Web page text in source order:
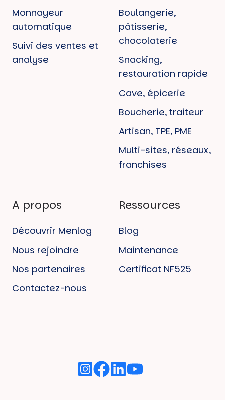
Monnayeur
automatique
Suivi des ventes et
analyse
Boulangerie,
pâtisserie,
chocolaterie
Snacking,
restauration rapide
Cave, épicerie
Boucherie, traiteur
Artisan, TPE, PME
Multi-sites, réseaux,
franchises
A propos
Découvrir Menlog
Nous rejoindre
Nos partenaires
Contactez-nous
Ressources
Blog
Maintenance
Certificat NF525